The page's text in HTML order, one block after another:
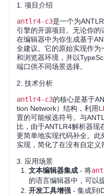
1. 项目介绍
antlr4-c3是一个为
引擎的开源项目。无论你
在编辑器中为你生成基于
全建议。它的原始实现作
和浏览器环境，并以
端口供不同场景选择。
2. 技术分析
antlr4-c3的核心是基于
tion Network）结构，利用
置的可能候选符号。与
比，由于ANTLR4解析器现
更简单地实现代码补全。此
实现，简化了在没有自定义
3. 应用场景
文本编辑器集成 - 将
的语言编辑器中，可以
开发工具增强 - 集成到